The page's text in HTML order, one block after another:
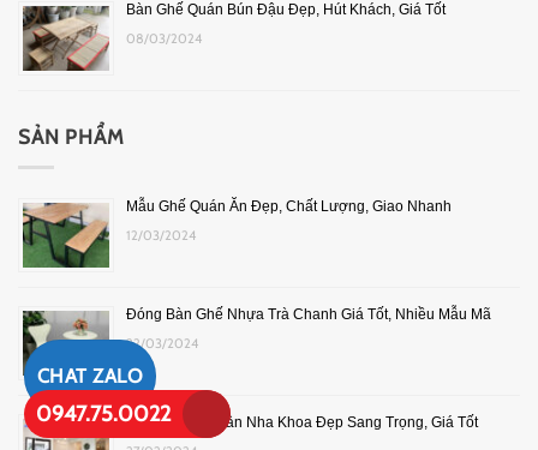
CHAT ZALO
0947.75.0022
Bàn Ghế Quán Bún Đậu Đẹp, Hút Khách, Giá Tốt
08/03/2024
SẢN PHẨM
Mẫu Ghế Quán Ăn Đẹp, Chất Lượng, Giao Nhanh
12/03/2024
Đóng Bàn Ghế Nhựa Trà Chanh Giá Tốt, Nhiều Mẫu Mã
22/03/2024
Mẫu Quầy Lễ Tân Nha Khoa Đẹp Sang Trọng, Giá Tốt